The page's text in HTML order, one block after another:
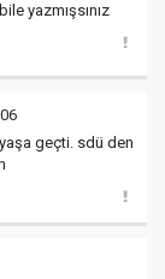
yazmışsınız
geçti. sdü den